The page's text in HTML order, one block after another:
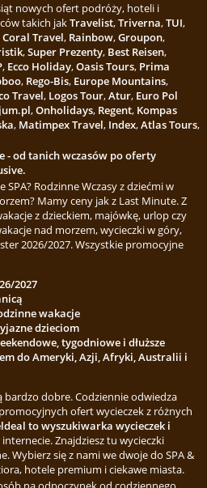
nowych ofert podróży, hoteli i
takich jakTravelist,Triverna,TUI,
Coral Travel, Rainbow,Groupon,
,Super Prezenty, Best Reisen,
, Ecco Holiday,Oasis Tours, Prima
, Rego-Bis, Europe Mountains,
Travel, Logos Tour,Atur, Euro Pol
,Onholidays, Regent, Kompas
, Matimpex Travel, Index,Atlas Tours,
- od tanich wczasów po oferty
Rodzinne Wczasy z dziećmi w
Mamy ceny jak z Last Minute. Z
z dzieckiem, majówkę, urlop czy
nad morzem, wycieczki w góry,
2026/2027. Wszystkie promocyjne
2027
wakacje
dzieciom
tygodniowe i dłuższe
do Ameryki, Azji, Afryki, Australii i
dobre. Codziennie odwiedza
ofert wycieczek z różnych
to wyszukiwarka wycieczek i
Znajdziesz tu wycieczki
Wybierz się z nami we dwoje do SPA &
hotele premium i ciekawe miasta.